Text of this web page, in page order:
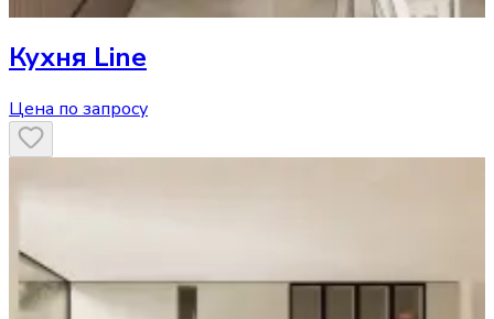
Кухня Line
Цена по запросу